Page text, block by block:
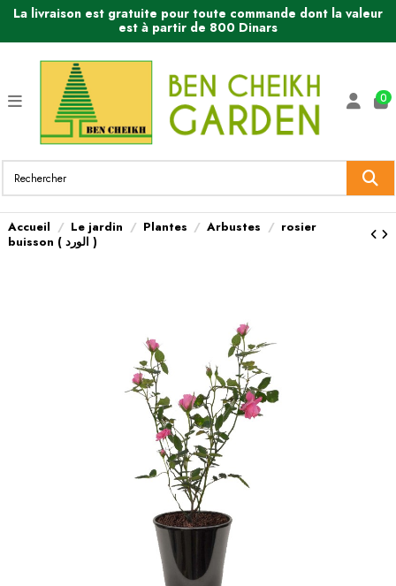
La livraison est gratuite pour toute commande dont la valeur
est à partir de 800 Dinars
0
Accueil Le jardin Plantes Arbustes
rosier
buisson ( الورد )